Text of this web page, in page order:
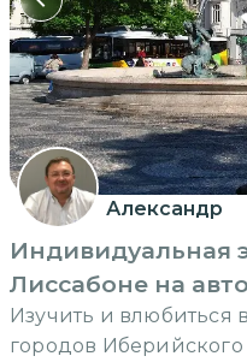
Александр
Индивидуальная
Лиссабоне на авто
Изучить и влюбиться
городов Иберийского